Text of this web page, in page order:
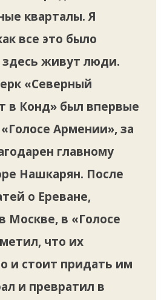
кварталы. Я
все это было
здесь живут люди.
«Cеверный
в Конд» был впервые
Армении», за
главному
Нашкарян. После
о Ереване,
Москве, в «Голосе
что их
и стоит придать им
и превратил в